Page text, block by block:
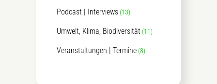
Podcast | Interviews (13)
Umwelt, Klima, Biodiversität (11)
Veranstaltungen | Termine (8)